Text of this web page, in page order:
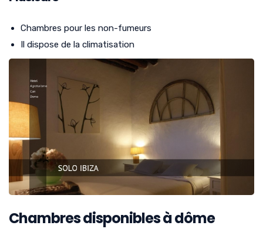
Chambres pour les non-fumeurs
Il dispose de la climatisation
Chambres disponibles à dôme